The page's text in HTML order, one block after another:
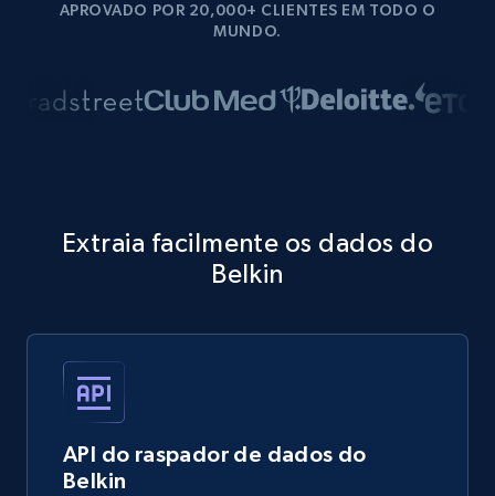
APROVADO POR 20,000+ CLIENTES EM TODO O
MUNDO.
Extraia facilmente os dados do
Belkin
API do raspador de dados do
Belkin